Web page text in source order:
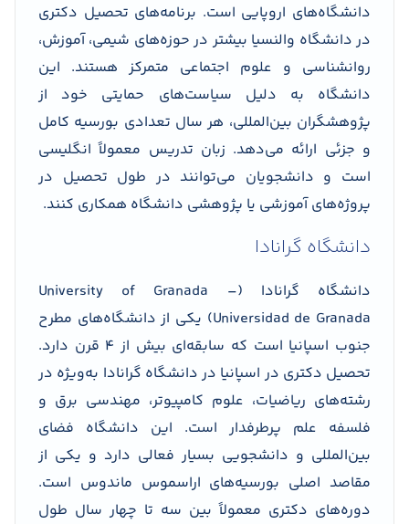
دانشگاه‌های اروپایی است. برنامه‌های تحصیل دکتری
در دانشگاه والنسیا بیشتر در حوزه‌های شیمی، آموزش،
روانشناسی و علوم اجتماعی متمرکز هستند. این
دانشگاه به دلیل سیاست‌های حمایتی خود از
پژوهشگران بین‌المللی، هر سال تعدادی بورسیه کامل
و جزئی ارائه می‌دهد. زبان تدریس معمولاً انگلیسی
است و دانشجویان می‌توانند در طول تحصیل در
پروژه‌های آموزشی یا پژوهشی دانشگاه همکاری کنند.
دانشگاه گرانادا
دانشگاه گرانادا (University of Granada –
Universidad de Granada) یکی از دانشگاه‌های مطرح
جنوب اسپانیا است که سابقه‌ای بیش از ۴ قرن دارد.
تحصیل دکتری در اسپانیا در دانشگاه گرانادا به‌ویژه در
رشته‌های ریاضیات، علوم کامپیوتر، مهندسی برق و
فلسفه علم پرطرفدار است. این دانشگاه فضای
بین‌المللی و دانشجویی بسیار فعالی دارد و یکی از
مقاصد اصلی بورسیه‌های اراسموس ماندوس است.
دوره‌های دکتری معمولاً بین سه تا چهار سال طول